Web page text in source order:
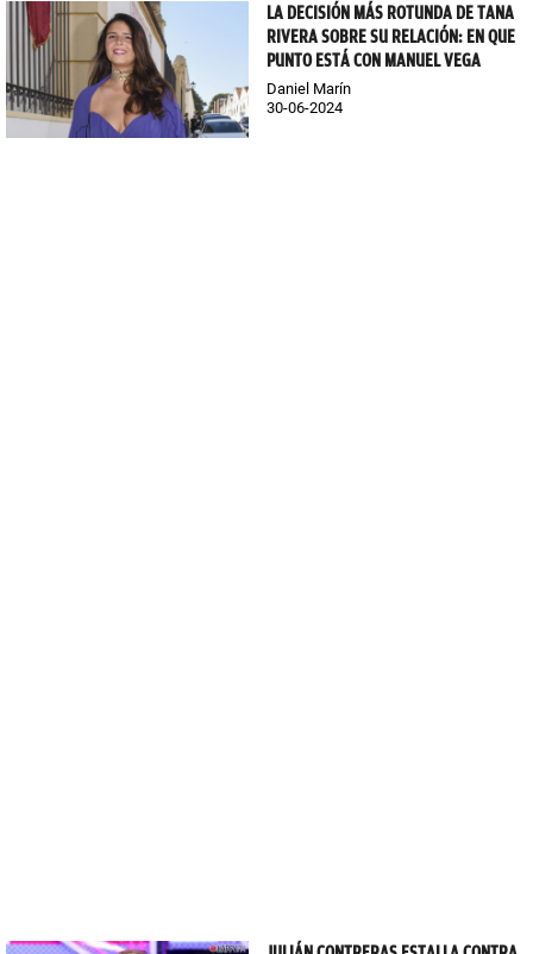
LA DECISIÓN MÁS ROTUNDA DE TANA
RIVERA SOBRE SU RELACIÓN: EN QUE
PUNTO ESTÁ CON MANUEL VEGA
Daniel Marín
30-06-2024